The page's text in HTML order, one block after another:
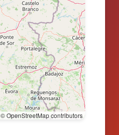
© OpenStreetMap contributors